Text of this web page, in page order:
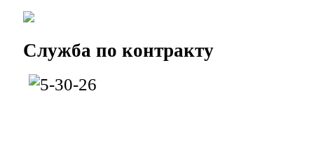
Служба по контракту